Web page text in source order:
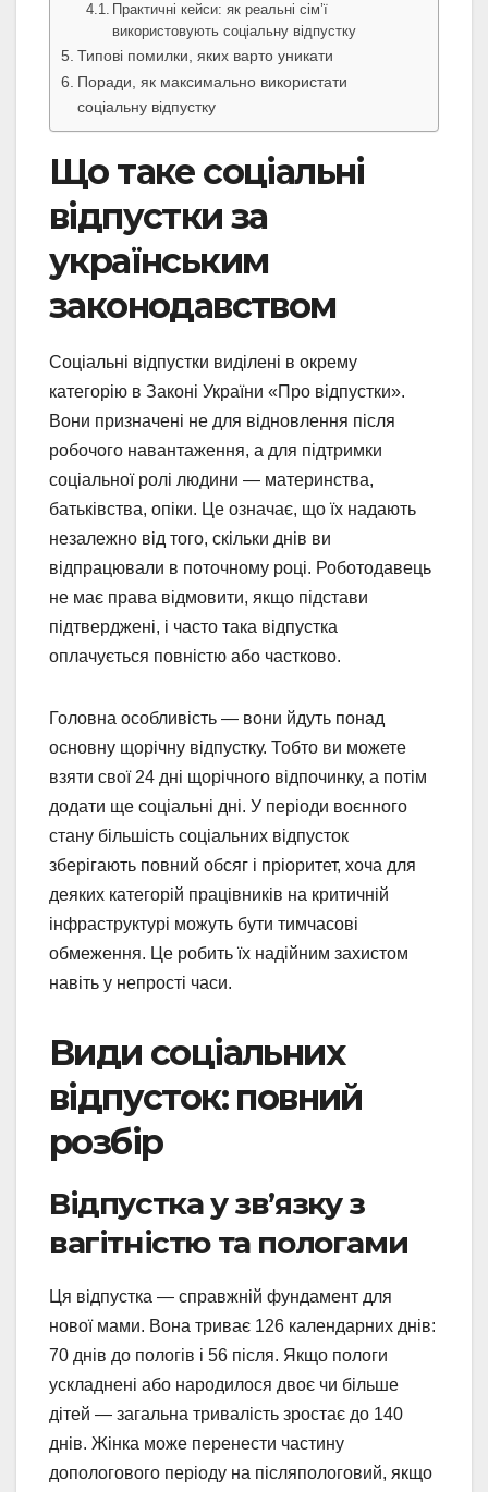
Практичні кейси: як реальні сім’ї
використовують соціальну відпустку
Типові помилки, яких варто уникати
Поради, як максимально використати
соціальну відпустку
Що таке соціальні
відпустки за
українським
законодавством
Соціальні відпустки виділені в окрему
категорію в Законі України «Про відпустки».
Вони призначені не для відновлення після
робочого навантаження, а для підтримки
соціальної ролі людини — материнства,
батьківства, опіки. Це означає, що їх надають
незалежно від того, скільки днів ви
відпрацювали в поточному році. Роботодавець
не має права відмовити, якщо підстави
підтверджені, і часто така відпустка
оплачується повністю або частково.
Головна особливість — вони йдуть понад
основну щорічну відпустку. Тобто ви можете
взяти свої 24 дні щорічного відпочинку, а потім
додати ще соціальні дні. У періоди воєнного
стану більшість соціальних відпусток
зберігають повний обсяг і пріоритет, хоча для
деяких категорій працівників на критичній
інфраструктурі можуть бути тимчасові
обмеження. Це робить їх надійним захистом
навіть у непрості часи.
Види соціальних
відпусток: повний
розбір
Відпустка у зв’язку з
вагітністю та пологами
Ця відпустка — справжній фундамент для
нової мами. Вона триває 126 календарних днів:
70 днів до пологів і 56 після. Якщо пологи
ускладнені або народилося двоє чи більше
дітей — загальна тривалість зростає до 140
днів. Жінка може перенести частину
допологового періоду на післяпологовий, якщо